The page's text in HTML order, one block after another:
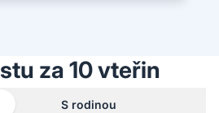
za 10 vteřin
S rodinou